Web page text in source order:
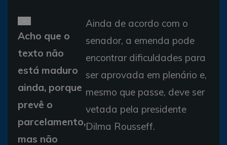
Acho que o
texto não
está maduro
ainda, porque
prevê o
parcelamento,
mas não
Ainda de acordo com o
senador, a emenda pode
encontrar dificuldades para
ser aprovada em plenário e,
mesmo que passe, deve ser
vetada pela presidente
Dilma Rousseff.